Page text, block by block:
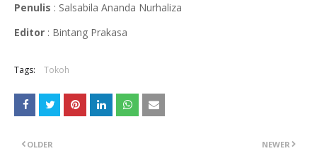
Penulis : Salsabila Ananda Nurhaliza
Editor : Bintang Prakasa
Tags: Tokoh
NEWER
OLDER